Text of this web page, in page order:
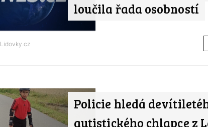
loučila řada osobností
Lidovky.cz
Policie hledá
autistického chlapce z